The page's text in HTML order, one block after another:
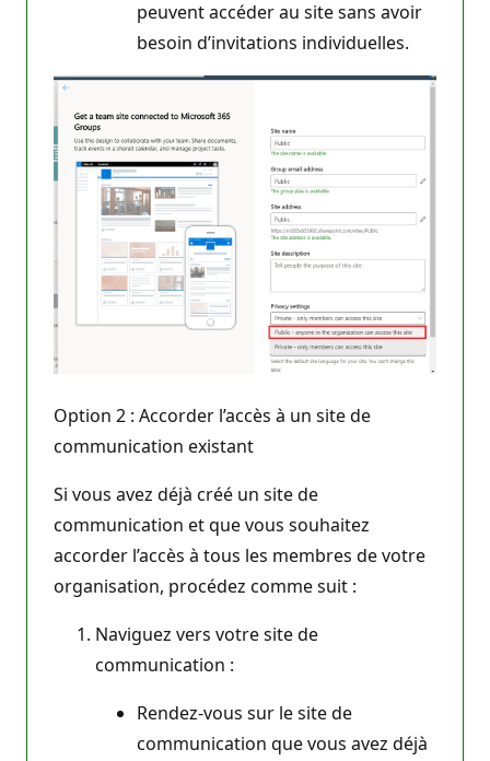
peuvent accéder au site sans avoir
besoin d’invitations individuelles.
Option 2 : Accorder l’accès à un site de
communication existant
Si vous avez déjà créé un site de
communication et que vous souhaitez
accorder l’accès à tous les membres de votre
organisation, procédez comme suit :
Naviguez vers votre site de
communication :
Rendez-vous sur le site de
communication que vous avez déjà